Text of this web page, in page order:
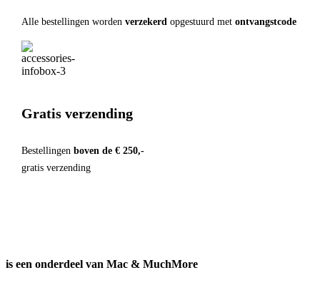
Alle bestellingen worden verzekerd opgestuurd met ontvangstcode
Gratis verzending
Bestellingen boven de € 250,-
gratis verzending
is een onderdeel van Mac & MuchMore